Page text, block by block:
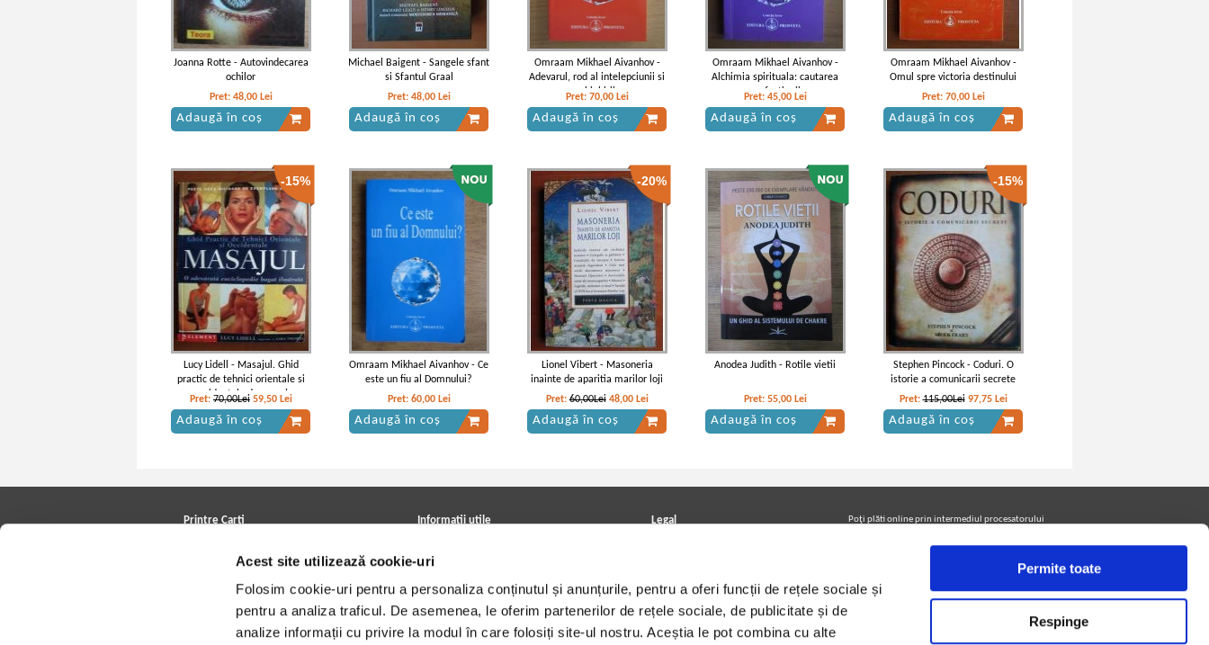
Acest site utilizează cookie-uri
Folosim cookie-uri pentru a personaliza conținutul și anunțurile, pentru a oferi funcții de rețele sociale și
pentru a analiza traficul. De asemenea, le oferim partenerilor de rețele sociale, de publicitate și de
analize informații cu privire la modul în care folosiți site-ul nostru. Aceștia le pot combina cu alte
Permite toate
Respinge
Joanna Rotte - Autovindecarea
ochilor
Pret: 48,00 Lei
Adaugă în coș
Michael Baigent - Sangele sfant
si Sfantul Graal
Pret: 48,00 Lei
Adaugă în coș
Omraam Mikhael Aivanhov -
Adevarul, rod al intelepciunii si
al iubirii
Pret: 70,00 Lei
Adaugă în coș
Omraam Mikhael Aivanhov -
Alchimia spirituala: cautarea
perfectiunii
Pret: 45,00 Lei
Adaugă în coș
Omraam Mikhael Aivanhov -
Omul spre victoria destinului
sau
Pret: 70,00 Lei
Adaugă în coș
-15%
Lucy Lidell - Masajul. Ghid
practic de tehnici orientale si
occidentale de masaj
Pret: 70,00Lei 59,50 Lei
Adaugă în coș
Omraam Mikhael Aivanhov - Ce
este un fiu al Domnului?
Pret: 60,00 Lei
Adaugă în coș
-20%
Lionel Vibert - Masoneria
inainte de aparitia marilor loji
Pret:60,00Lei 48,00 Lei
Adaugă în coș
Anodea Judith - Rotile vietii
Pret: 55,00 Lei
Adaugă în coș
-15%
Stephen Pincock - Coduri. O
istorie a comunicarii secrete
Pret:115,00Lei 97,75 Lei
Adaugă în coș
Printre Carti
Cele mai căutate cărți
Blog Printre Carti
Informatii utile
Achizitii viniluri, casete, CD/DVD
Cum cumpar?
Politica de livrare
Retur comenzi
Angajari - Cariere
Legal
Termeni si conditii
Utilizare cookie-uri
Poţi plăti online prin intermediul procesatorului
Urmăreşte-ne pe facebook pentru a fi la curent cu